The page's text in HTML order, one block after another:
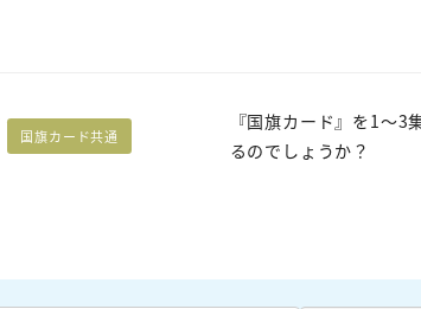
『国旗カード』を1～3
るのでしょうか？
国旗カード共通